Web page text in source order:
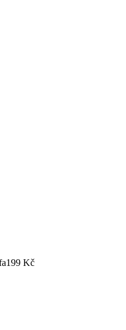
199 Kč